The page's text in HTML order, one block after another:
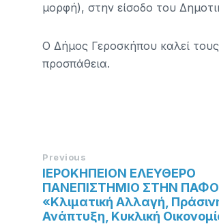
μορφή), στην είσοδο του
Ο Δήμος Γεροσκήπου καλεί
προσπάθεια.
Previous
ΙΕΡΟΚΗΠΕΙΟΝ ΕΛΕΥΘΕΡΟ
ΠΑΝΕΠΙΣΤΗΜΙΟ ΣΤΗΝ
«Κλιματική Αλλαγή,
Ανάπτυξη, Κυκλική